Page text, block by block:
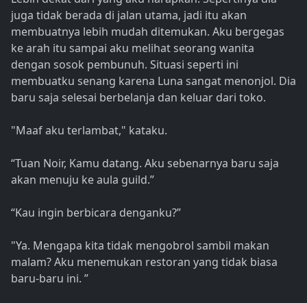
juga tidak berada di jalan utama, jadi itu akan
membuatnya lebih mudah ditemukan. Aku bergegas
ke arah itu sampai aku melihat seorang wanita
dengan sosok pembunuh. Situasi seperti ini
membuatku senang karena Luna sangat menonjol. Dia
baru saja selesai berbelanja dan keluar dari toko.
"Maaf aku terlambat," kataku.
“Tuan Noir, Kamu datang. Aku sebenarnya baru saja
akan menuju ke aula guild.”
“Kau ingin berbicara denganku?”
"Ya. Mengapa kita tidak mengobrol sambil makan
malam? Aku menemukan restoran yang tidak biasa
baru-baru ini. ”